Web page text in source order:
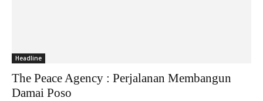
Headline
The Peace Agency : Perjalanan Membangun
Damai Poso